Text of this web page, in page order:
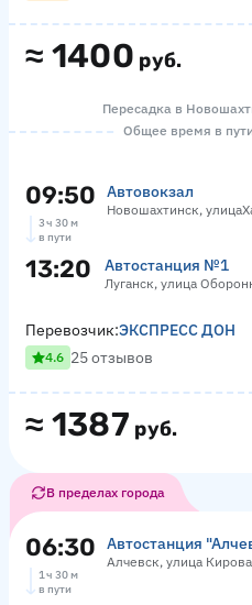
≈ 1400 руб.
Пересадка в
Общее время в
09:50 Автовокзал
Новошахтинск,
3 ч 30 м
в пути
13:20 Автостанция №1
Луганск, улица
≈ 1387 руб.
Перевозчик:ЭКСПРЕСС ДОН
4.6 25 отзывов
В пределах города
06:30 Автостанция
Алчевск, улица
1 ч 30 м
в пути